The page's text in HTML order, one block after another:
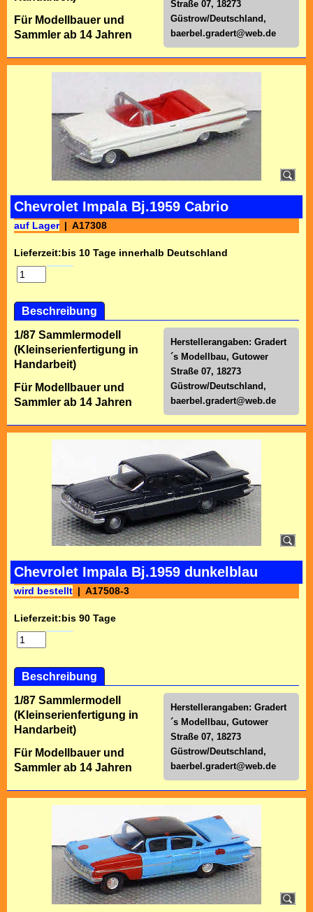
Straße 07, 18273
Güstrow/Deutschland,
baerbel.gradert@web.de
Für Modellbauer und
Sammler ab 14 Jahren
Chevrolet Impala Bj.1959 Cabrio
auf Lager A17308
Lieferzeit:bis 10 Tage innerhalb Deutschland
Beschreibung
Herstellerangaben: Gradert
´s Modellbau, Gutower
Straße 07, 18273
Güstrow/Deutschland,
baerbel.gradert@web.de
1/87 Sammlermodell
(Kleinserienfertigung in
Handarbeit)
Für Modellbauer und
Sammler ab 14 Jahren
Chevrolet Impala Bj.1959 dunkelblau
wird bestellt A17508-3
Lieferzeit:bis 90 Tage
Beschreibung
Herstellerangaben: Gradert
´s Modellbau, Gutower
Straße 07, 18273
Güstrow/Deutschland,
baerbel.gradert@web.de
1/87 Sammlermodell
(Kleinserienfertigung in
Handarbeit)
Für Modellbauer und
Sammler ab 14 Jahren